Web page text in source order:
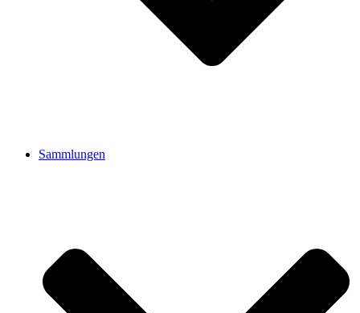
Sammlungen